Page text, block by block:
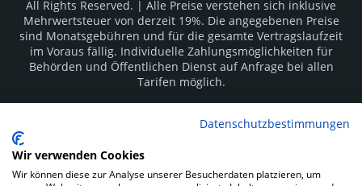
All Rights Reserved. | Alle Preise verstehen sich inklusive
Mehrwertsteuer von derzeit 19%. Die angegebenen Preise
sind Monatsgebühren und für die gesamte Vertragslaufzeit
im Voraus fällig. Individuelle Zahlungsmöglichkeiten für
Behörden und Öffentlichen Dienst auf Anfrage bei allen
Tarifen möglich.
Hersteller. Irrtümer vorbehalten.
SOCIAL MEDIA
Datenschutzbestimmungen
Wir verwenden Cookies
Wir können diese zur Analyse unserer Besucherdaten platzieren, um